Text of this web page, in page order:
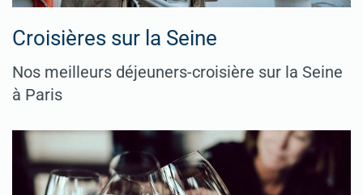
Croisières sur la Seine
Nos meilleurs déjeuners-croisière sur la Seine
à Paris